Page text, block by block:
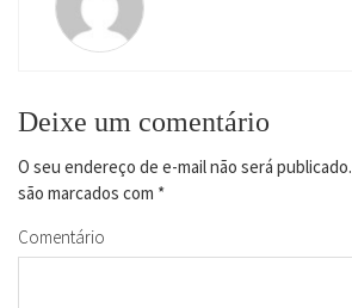
Deixe um comentário
O seu endereço de e-mail não será publicado.
são marcados com *
Comentário